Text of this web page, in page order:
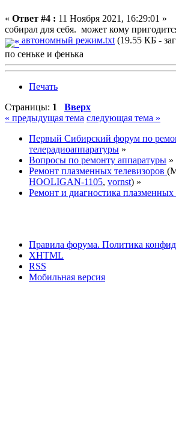
« Ответ #4 : 11 Ноября 2021, 16:29:01 »
собирал для себя. может кому
автономный режим.txt (19.55 КБ -
по сеньке и фенька
Печать
Страницы: 1
Вверх
« предыдущая тема следующая тема »
Первый Сибирский форум по
телерадиоаппаратуры »
Вопросы по ремонту аппаратуры »
Ремонт плазменных телевизоров
HOOLIGAN-1105, vornst) »
Ремонт и диагностика плазменных
Правила форума. Политика
XHTML
RSS
Мобильная версия